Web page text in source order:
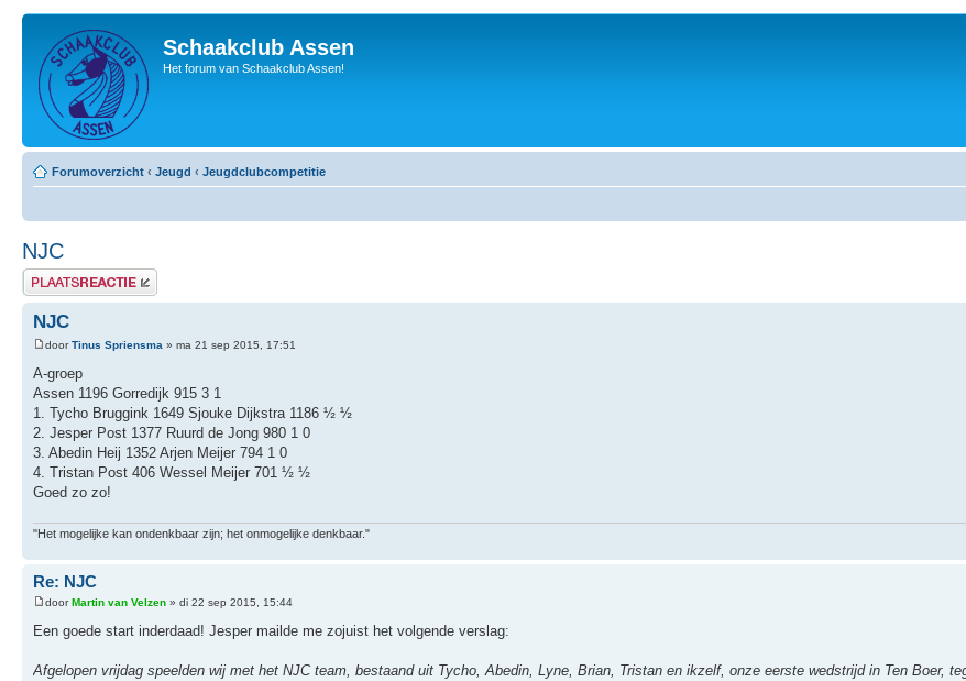
Schaakclub Assen
Het forum van Schaakclub Assen!
Forumoverzicht ‹ Jeugd ‹ Jeugdclubcompetitie
NJC
Plaats een reactie
NJC
doorTinus Spriensma » ma 21 sep 2015, 17:51
A-groep
Assen 1196 Gorredijk 915 3 1
1. Tycho Bruggink 1649 Sjouke Dijkstra 1186 ½ ½
2. Jesper Post 1377 Ruurd de Jong 980 1 0
3. Abedin Heij 1352 Arjen Meijer 794 1 0
4. Tristan Post 406 Wessel Meijer 701 ½ ½
Goed zo zo!
"Het mogelijke kan ondenkbaar zijn; het onmogelijke denkbaar."
Re: NJC
doorMartin van Velzen » di 22 sep 2015, 15:44
Een goede start inderdaad! Jesper mailde me zojuist het volgende verslag:
Afgelopen vrijdag speelden wij met het NJC team, bestaand uit Tycho, Abedin, Lyne, Brian, Tristan en ikzelf, onze eerste wedstrijd in Ten Boer,